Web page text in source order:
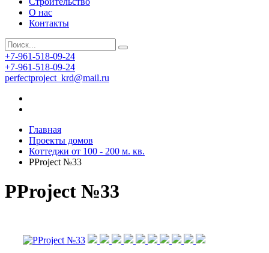
О нас
Контакты
+7-961-518-09-24
+7-961-518-09-24
perfectproject_krd@mail.ru
Главная
Проекты домов
Коттеджи от 100 - 200 м. кв.
PProject №33
PProject №33